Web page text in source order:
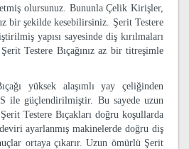
etmiş olursunuz. Bununla Çelik Kirişler,
bir şekilde kesebilirsiniz. Şerit Testere
yapısı sayesinde diş kırılmaları
Testere Bıçağınız az bir titreşimle
yüksek alaşımlı yay çeliğinden
ile güçlendirilmiştir. Bu sayede uzun
Testere Bıçakları doğru koşullarda
ayarlanmış makinelerde doğru diş
ortaya çıkarır. Uzun ömürlü Şerit